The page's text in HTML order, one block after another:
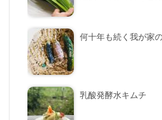
何十年も続く我が家
乳酸発酵水キムチ